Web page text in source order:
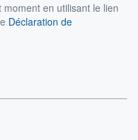
en utilisant le lien
Déclaration de